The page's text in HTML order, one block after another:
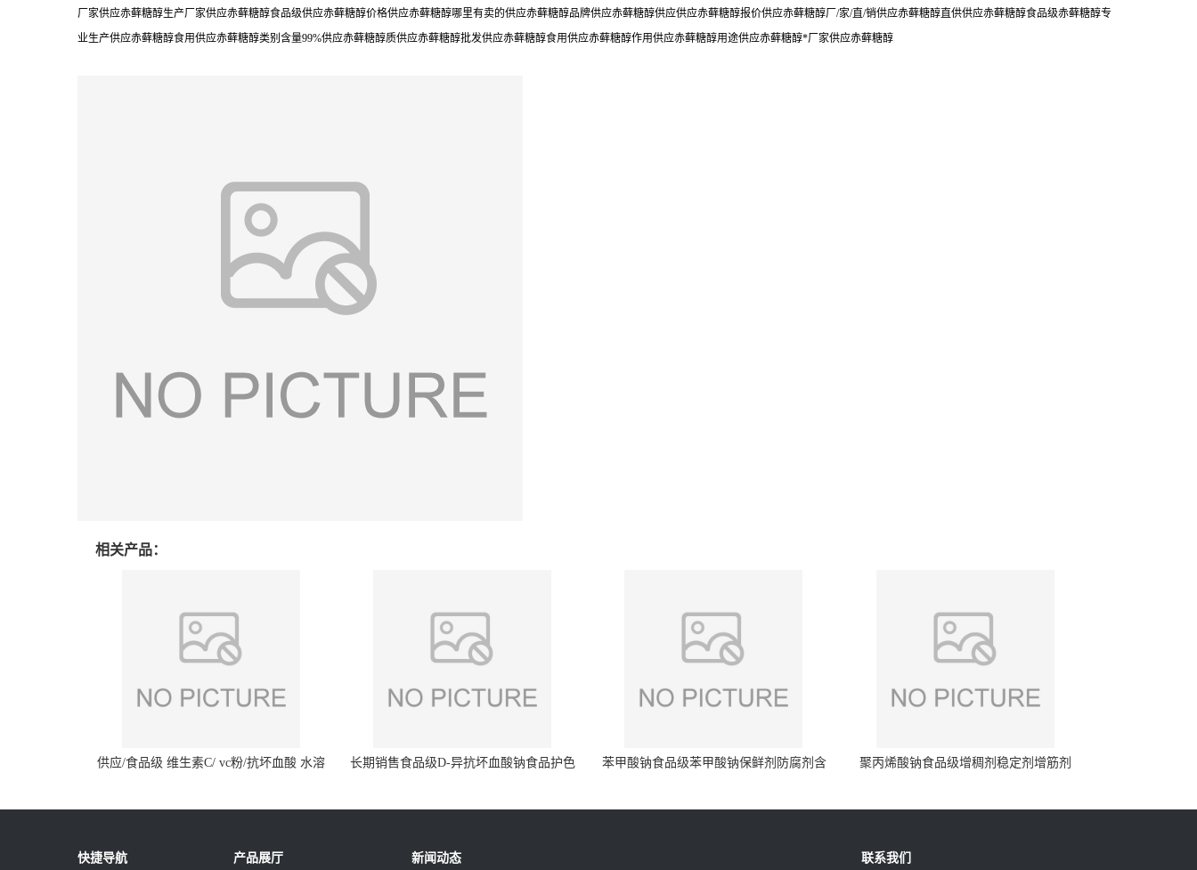
厂家供应赤藓糖醇生产厂家供应赤藓糖醇食品级供应赤藓糖醇价格供应赤藓糖醇哪里有卖的供应赤藓糖醇品牌供应赤藓糖醇供应供应赤藓糖醇报价供应赤藓糖醇厂/家/直/销供应赤藓糖醇直供供应赤藓糖醇食品级赤藓糖醇专
业生产供应赤藓糖醇食用供应赤藓糖醇类别含量99%供应赤藓糖醇质供应赤藓糖醇批发供应赤藓糖醇食用供应赤藓糖醇作用供应赤藓糖醇用途供应赤藓糖醇*厂家供应赤藓糖醇
相关产品：
供应/食品级 维生素C/ vc粉/抗坏血酸 水溶
长期销售食品级D-异抗坏血酸钠食品护色
苯甲酸钠食品级苯甲酸钠保鲜剂防腐剂含
聚丙烯酸钠食品级增稠剂稳定剂增筋剂
快捷导航 产品展厅 新闻动态 联系我们